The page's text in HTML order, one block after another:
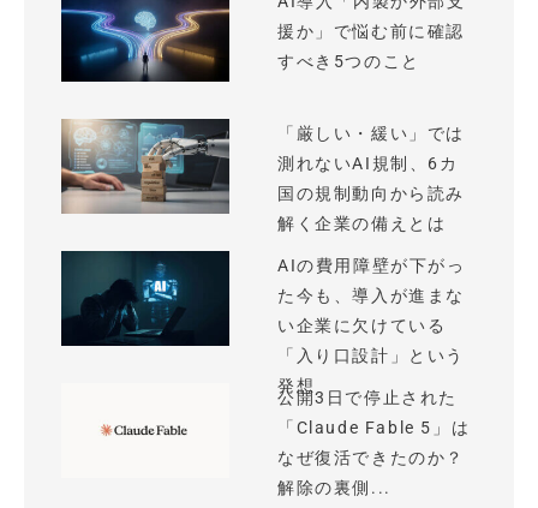
援か」で悩む前に確認
すべき5つのこと
「厳しい・緩い」では
測れないAI規制、6カ
国の規制動向から読み
解く企業の備えとは
AIの費用障壁が下がっ
た今も、導入が進まな
い企業に欠けている
「入り口設計」という
発想
公開3日で停止された
「Claude Fable 5」は
なぜ復活できたのか？
解除の裏側...